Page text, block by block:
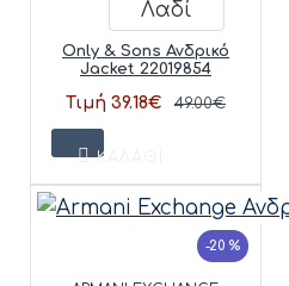
Only & Sons Ανδρικό
Jacket 22019854
Τιμή 39.18€ 49.00€
ΚΑΛΆΘΙ
-20 %